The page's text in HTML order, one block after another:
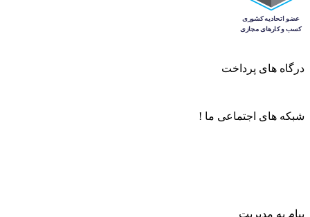
درگاه های پرداخت
شبکه های اجتماعی ما !
پیام به مدیریت